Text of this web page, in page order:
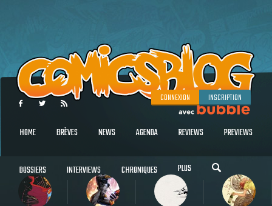
CONNEXION INSCRIPTION
HOME BRÈVES NEWS AGENDA REVIEWS PREVIEWS
DOSSIERS INTERVIEWS CHRONIQUES PLUS